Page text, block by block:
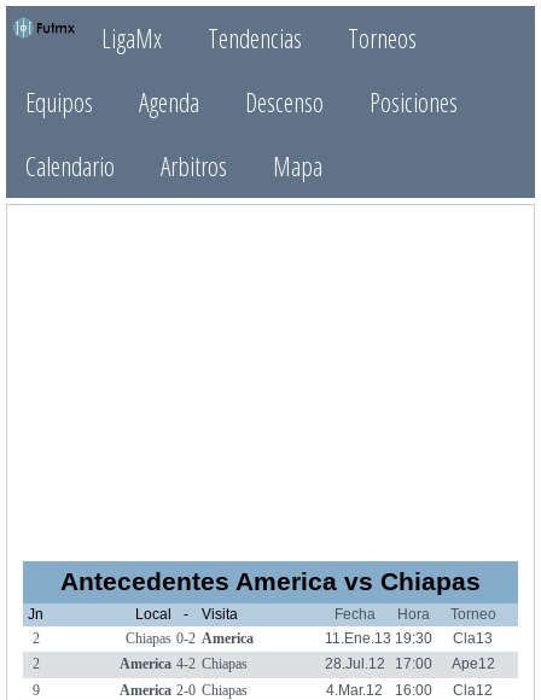
LigaMx Tendencias
Torneos
Equipos
Agenda Descenso
Posiciones
Calendario
Arbitros Mapa
Antecedentes America vs Chiapas
Jn Local - Visita Fecha Hora
Torneo
2
Chiapas 0-2 America 11.Ene.13 19:30
Cla13
2
America 4-2 Chiapas 28.Jul.12 17:00
Ape12
9
America 2-0 Chiapas 4.Mar.12 16:00
Cla12